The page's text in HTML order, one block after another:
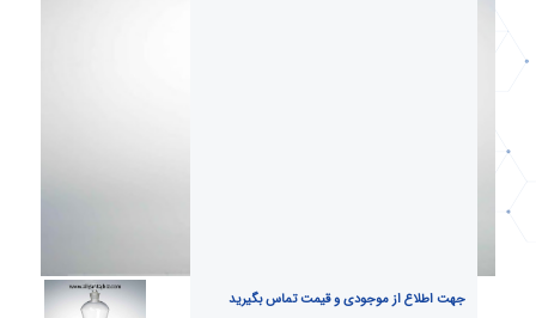
جهت اطلاع از موجودی و قیمت تماس بگیرید